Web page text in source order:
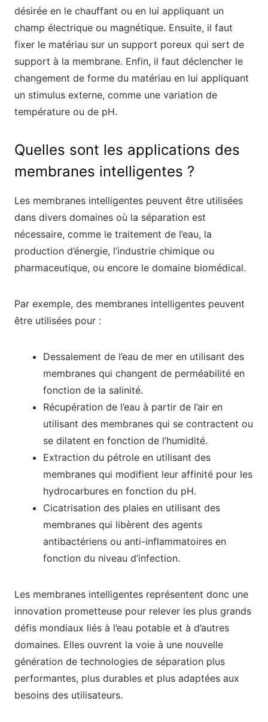
désirée en le chauffant ou en lui appliquant un
champ électrique ou magnétique. Ensuite, il faut
fixer le matériau sur un support poreux qui sert de
support à la membrane. Enfin, il faut déclencher le
changement de forme du matériau en lui appliquant
un stimulus externe, comme une variation de
température ou de pH.
Quelles sont les applications des
membranes intelligentes ?
Les membranes intelligentes peuvent être utilisées
dans divers domaines où la séparation est
nécessaire, comme le traitement de l’eau, la
production d’énergie, l’industrie chimique ou
pharmaceutique, ou encore le domaine biomédical.
Par exemple, des membranes intelligentes peuvent
être utilisées pour :
Dessalement de l’eau de mer en utilisant des
membranes qui changent de perméabilité en
fonction de la salinité.
Récupération de l’eau à partir de l’air en
utilisant des membranes qui se contractent ou
se dilatent en fonction de l’humidité.
Extraction du pétrole en utilisant des
membranes qui modifient leur affinité pour les
hydrocarbures en fonction du pH.
Cicatrisation des plaies en utilisant des
membranes qui libèrent des agents
antibactériens ou anti-inflammatoires en
fonction du niveau d’infection.
Les membranes intelligentes représentent donc une
innovation prometteuse pour relever les plus grands
défis mondiaux liés à l’eau potable et à d’autres
domaines. Elles ouvrent la voie à une nouvelle
génération de technologies de séparation plus
performantes, plus durables et plus adaptées aux
besoins des utilisateurs.